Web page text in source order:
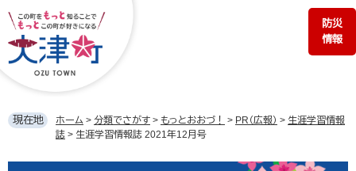
ジ
の
す。
ュ
ー
し
防災
情報
現在地 ホーム > 分類でさがす > もっとおおづ！ > PR（広報） > 生涯学習情報
誌 > 生涯学習情報誌 2021年12月号